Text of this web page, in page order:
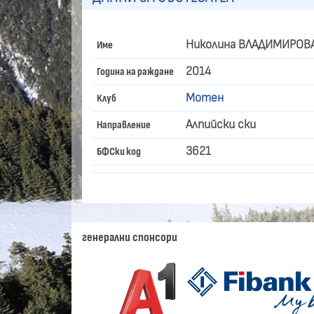
Име Николина
Година на раждане 2014
Клуб Мотен
Направление Алпийски ски
БФСки код 3621
генерални спонсори